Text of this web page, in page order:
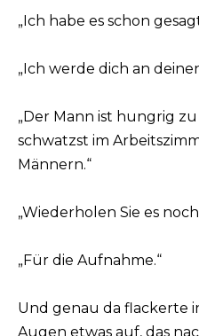
„Ich habe es schon
„Ich werde dich an
„Der Mann ist hungrig
schwatzst im
Männern.“
„Wiederholen Sie es
„Für die Aufnahme.“
Und genau da flackerte
Augen etwas auf, das